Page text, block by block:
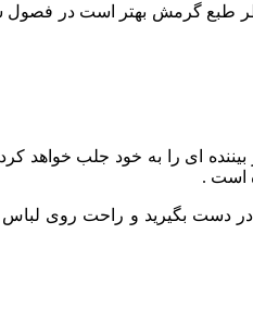
طبع گرمش بهتر است در
ای را به خود جلب
است .
بگیرید و راحت روی لباس و